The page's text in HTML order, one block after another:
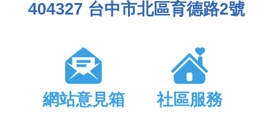
404327 台中市北區育德路2號
網站意見箱 社區服務